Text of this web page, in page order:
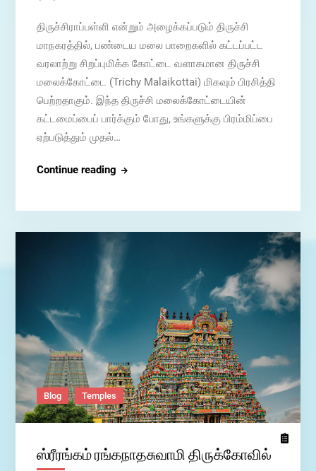
திருச்சிராப்பள்ளி என்றும் அழைக்கப்படும் திருச்சி
மாநகரத்தில், பண்டைய மலை பாறைகளில் கட்டப்பட்ட
வரலாற்று சிறப்புமிக்க கோட்டை வளாகமான திருச்சி
மலைக்கோட்டை (Trichy Malaikottai) மிகவும் பிரசித்தி
பெற்றதாகும். இந்த திருச்சி மலைக்கோட்டையின்
கட்டமைப்பைப் பார்க்கும் போது, உங்களுக்கு பிரம்மிப்பை
ஏற்படுத்தும் முதல்…
Continue readingதிருச்சிராப்பள்ளி
Blog Temples
ஸ்ரீரங்கம் ரங்கநாதசுவாமி திருக்கோவில்